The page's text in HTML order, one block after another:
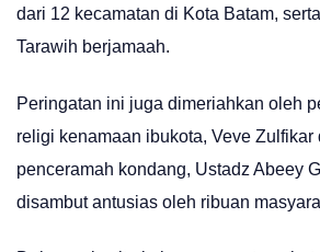
dari 12 kecamatan di Kota Batam,
Tarawih berjamaah.
Peringatan ini juga dimeriahkan oleh
religi kenamaan ibukota, Veve Zulfikar
penceramah kondang, Ustadz Abeey
disambut antusias oleh ribuan